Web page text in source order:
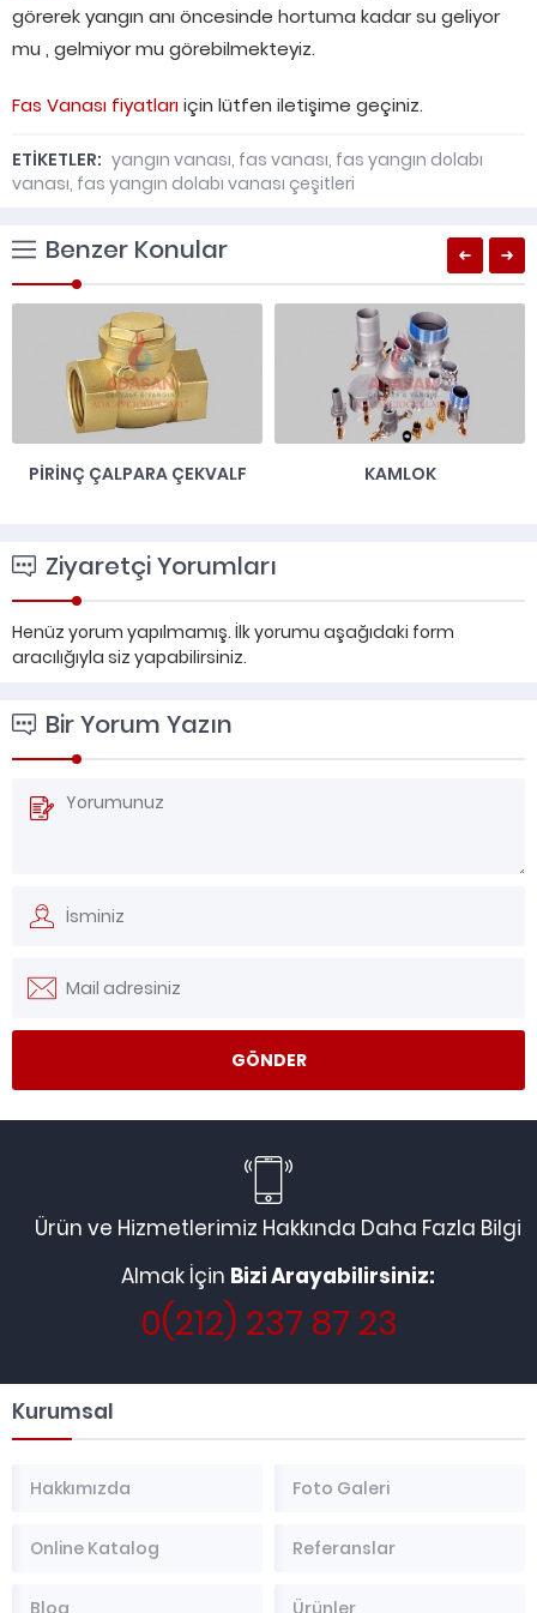
görerek yangın anı öncesinde hortuma kadar su geliyor
mu , gelmiyor mu görebilmekteyiz.
Fas Vanası fiyatlarıiçin lütfen iletişime geçiniz.
ETİKETLER: yangın vanası, fas vanası, fas yangın dolabı
vanası, fas yangın dolabı vanası çeşitleri
Benzer Konular
PIRINÇ ÇALPARA ÇEKVALF KAMLOK
Ziyaretçi Yorumları
Henüz yorum yapılmamış. İlk yorumu aşağıdaki form
aracılığıyla siz yapabilirsiniz.
Bir Yorum Yazın
Ürün ve Hizmetlerimiz Hakkında Daha Fazla Bilgi
Almak İçin Bizi Arayabilirsiniz:
0(212) 237 87 23
Kurumsal
Hakkımızda Foto Galeri
Online Katalog Referanslar